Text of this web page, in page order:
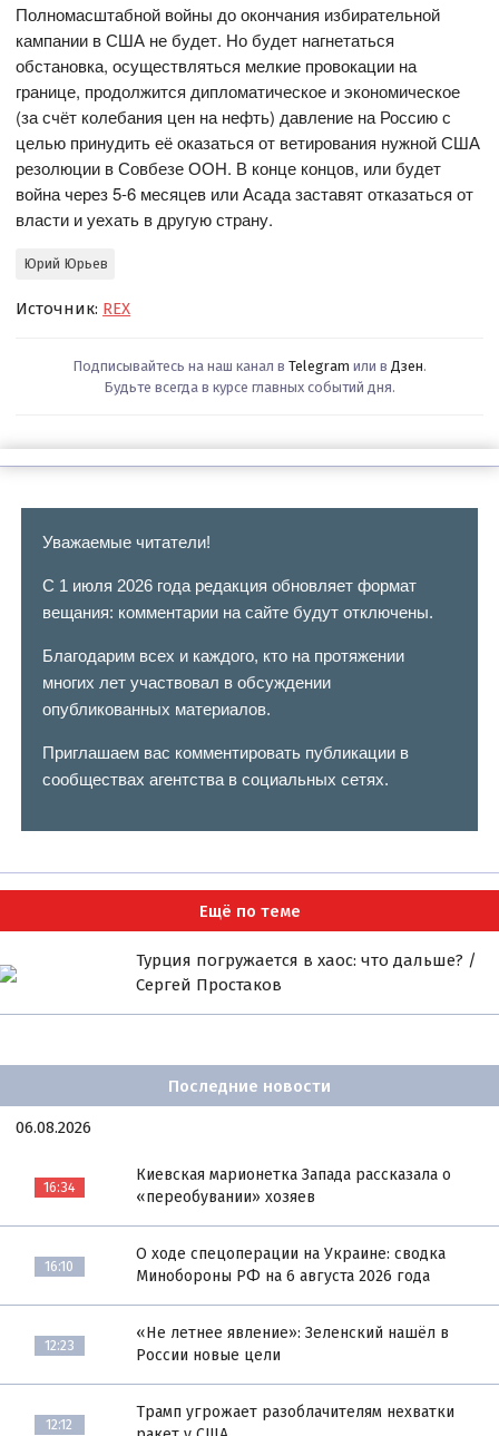
Полномасштабной войны до окончания избирательной
кампании в США не будет. Но будет нагнетаться
обстановка, осуществляться мелкие провокации на
границе, продолжится дипломатическое и экономическое
(за счёт колебания цен на нефть) давление на Россию с
целью принудить её оказаться от ветирования нужной США
резолюции в Совбезе ООН. В конце концов, или будет
война через 5-6 месяцев или Асада заставят отказаться от
власти и уехать в другую страну.
Юрий Юрьев
Источник: REX
Подписывайтесь на наш канал в Telegram или в Дзен.
Будьте всегда в курсе главных событий дня.
Уважаемые читатели!
С 1 июля 2026 года редакция обновляет формат
вещания: комментарии на сайте будут отключены.
Благодарим всех и каждого, кто на протяжении
многих лет участвовал в обсуждении
опубликованных материалов.
Приглашаем вас комментировать публикации в
сообществах агентства в социальных сетях.
Ещё по теме
Турция погружается в хаос: что дальше? /
Сергей Простаков
Последние новости
06.08.2026
16:34
Киевская марионетка Запада рассказала о
«переобувании» хозяев
16:10
О ходе спецоперации на Украине: сводка
Минобороны РФ на 6 августа 2026 года
12:23
«Не летнее явление»: Зеленский нашёл в
России новые цели
12:12
Трамп угрожает разоблачителям нехватки